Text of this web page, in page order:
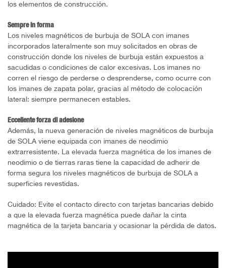
los elementos de construcción.
Sempre in forma
Los niveles magnéticos de burbuja de SOLA con imanes
incorporados lateralmente son muy solicitados en obras de
construcción donde los niveles de burbuja están expuestos a
sacudidas o condiciones de calor excesivas. Los imanes no
corren el riesgo de perderse o desprenderse, como ocurre con
los imanes de zapata polar, gracias al método de colocación
lateral: siempre permanecen estables.
Eccellente forza di adesione
Además, la nueva generación de niveles magnéticos de burbuja
de SOLA viene equipada con imanes de neodimio
extrarresistente. La elevada fuerza magnética de los imanes de
neodimio o de tierras raras tiene la capacidad de adherir de
forma segura los niveles magnéticos de burbuja de SOLA a
superficies revestidas.
Cuidado: Evite el contacto directo con tarjetas bancarias debido
a que la elevada fuerza magnética puede dañar la cinta
magnética de la tarjeta bancaria y ocasionar la pérdida de datos.